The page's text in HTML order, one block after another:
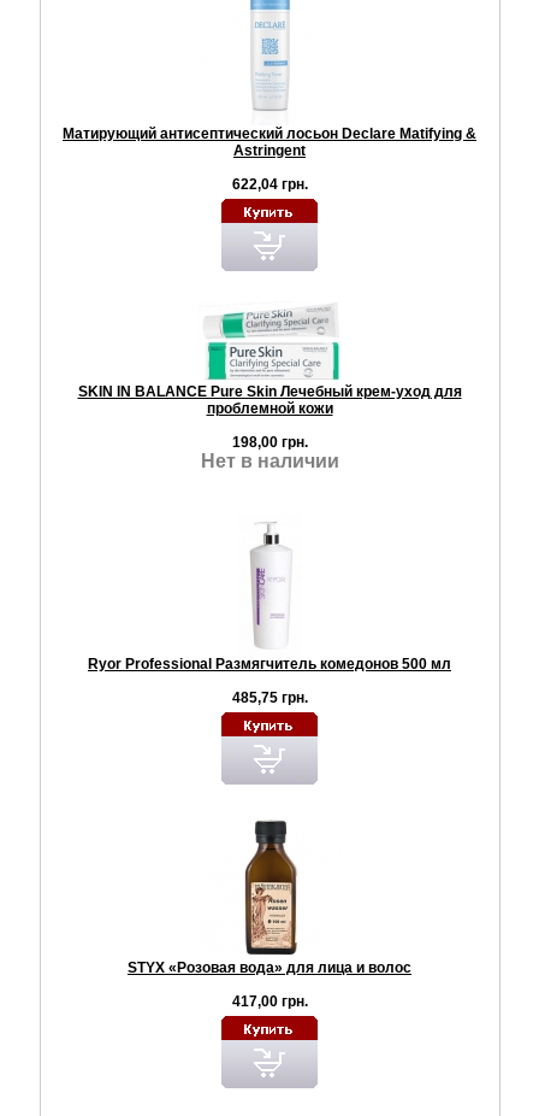
Матирующий антисептический лосьон Declare Matifying &
Astringent
622,04 грн.
SKIN IN BALANCE Pure Skin Лечебный крем-уход для
проблемной кожи
198,00 грн.
Нет в наличии
Ryor Professional Размягчитель комедонов 500 мл
485,75 грн.
STYX «Розовая вода» для лица и волос
417,00 грн.